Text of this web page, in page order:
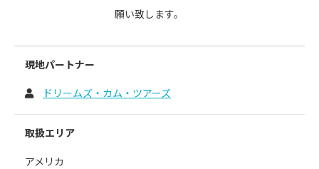
願い致します。
現地パートナー
ドリームズ・カム・ツアーズ
取扱エリア
アメリカ